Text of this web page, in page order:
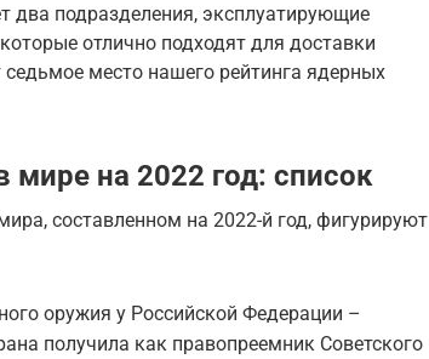
два подразделения, эксплуатирующие
отлично подходят для доставки
место нашего рейтинга ядерных
на 2022 год: список
составленном на 2022-й год, фигурируют
оружия у Российской Федерации –
получила как правопреемник Советского